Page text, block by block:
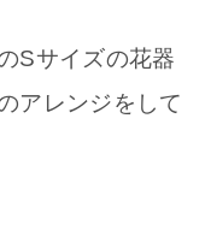
Sサイズの花器
アレンジをして